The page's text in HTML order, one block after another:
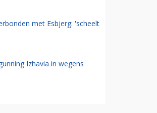
met Esbjerg: 'scheelt
Izhavia in wegens